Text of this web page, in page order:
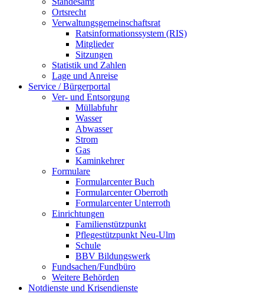
Ortsrecht
Verwaltungsgemeinschaftsrat
Ratsinformationssystem (RIS)
Mitglieder
Sitzungen
Statistik und Zahlen
Lage und Anreise
Service / Bürgerportal
Ver- und Entsorgung
Müllabfuhr
Wasser
Abwasser
Strom
Gas
Kaminkehrer
Formulare
Formularcenter Buch
Formularcenter Oberroth
Formularcenter Unterroth
Einrichtungen
Familienstützpunkt
Pflegestützpunkt Neu-Ulm
Schule
BBV Bildungswerk
Fundsachen/Fundbüro
Weitere Behörden
Notdienste und Krisendienste